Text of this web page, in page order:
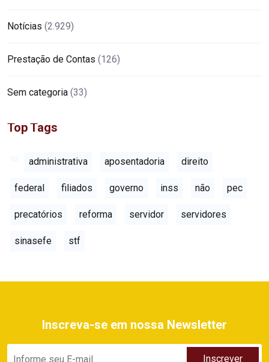
Notícias (2.929)
Prestação de Contas (126)
Sem categoria (33)
Top Tags
administrativa aposentadoria direito
federal filiados governo inss não pec
precatórios reforma servidor servidores
sinasefe stf
Inscreva-se em nossa Newsletter